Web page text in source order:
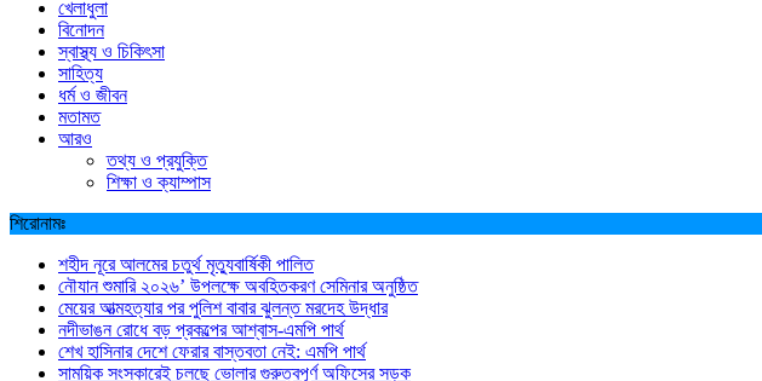
খেলাধুলা
বিনোদন
স্বাস্থ্য ও চিকিৎসা
সাহিত্য
ধর্ম ও জীবন
মতামত
আরও
তথ্য ও প্রযুক্তি
শিক্ষা ও ক্যাম্পাস
শিরোনামঃ
শহীদ নূরে আলমের চতুর্থ মৃত্যুবার্ষিকী পালিত
নৌযান শুমারি ২০২৬’ উপলক্ষে অবহিতকরণ সেমিনার অনুষ্ঠিত
মেয়ের আত্মহত্যার পর পুলিশ বাবার ঝুলন্ত মরদেহ উদ্ধার
নদীভাঙন রোধে বড় প্রকল্পের আশ্বাস-এমপি পার্থ
শেখ হাসিনার দেশে ফেরার বাস্তবতা নেই: এমপি পার্থ
সাময়িক সংস্কারেই চলছে ভোলার গুরুত্বপূর্ণ অফিসের সড়ক